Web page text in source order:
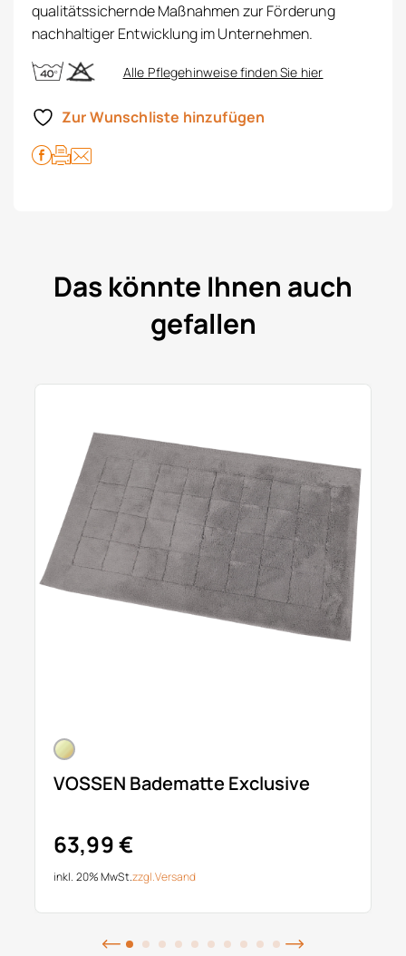
qualitätssichernde Maßnahmen zur Förderung
nachhaltiger Entwicklung im Unternehmen.
Alle Pflegehinweise finden Sie hier
Zur Wunschliste hinzufügen
Das könnte Ihnen auch
gefallen
VOSSEN Badematte Exclusive
63,99 €
inkl. 20% MwSt.zzgl.Versand